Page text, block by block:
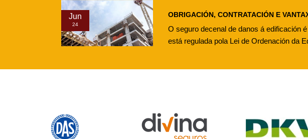
Jun
24
OBRIGACIÓN, CONTRATACIÓN E
O seguro decenal de danos á edificación
está regulada pola Lei de Ordenación da